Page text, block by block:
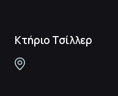
Κτήριο Τσίλλερ